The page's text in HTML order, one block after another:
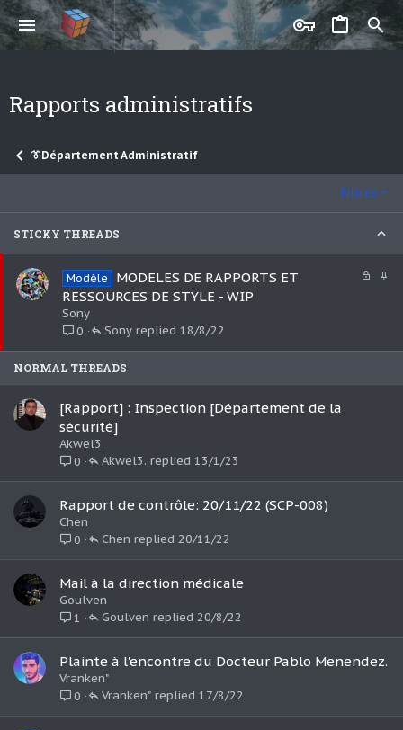
Rapports administratifs
👔Département Administratif
Filtres
STICKY THREADS
t
n
Modèle
MODELES DE RAPPORTS ET
RESSOURCES DE STYLE - WIP
Sony
0
18/8/22
Sony
NORMAL THREADS
[Rapport] : Inspection [Département de la
sécurité]
Akwel3.
0
13/1/23
Akwel3.
Rapport de contrôle: 20/11/22 (SCP-008)
Chen
0
20/11/22
Chen
Mail à la direction médicale
Goulven
1
20/8/22
Goulven
Plainte à l'encontre du Docteur Pablo Menendez.
Vranken"
0
17/8/22
Vranken"